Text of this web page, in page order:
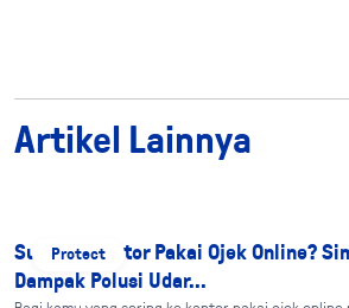
Artikel Lainnya
Protect
Suka Ke Kantor Pakai Ojek Online?
Dampak Polusi Udar...